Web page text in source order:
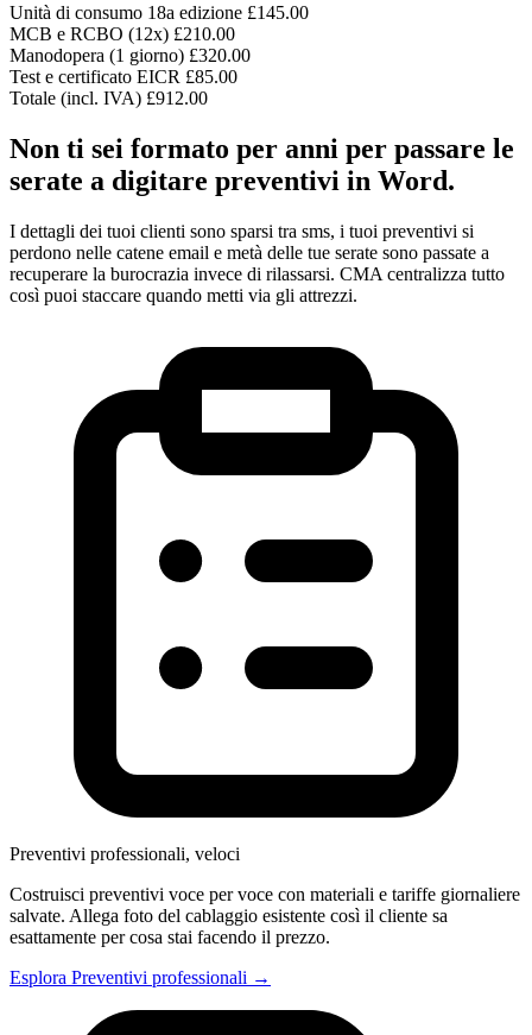
Unità di consumo 18a edizione £145.00
MCB e RCBO (12x) £210.00
Manodopera (1 giorno) £320.00
Test e certificato EICR £85.00
Totale (incl. IVA) £912.00
Non ti sei formato per anni per passare le
serate a digitare preventivi in Word.
I dettagli dei tuoi clienti sono sparsi tra sms, i tuoi preventivi si
perdono nelle catene email e metà delle tue serate sono passate a
recuperare la burocrazia invece di rilassarsi. CMA centralizza tutto
così puoi staccare quando metti via gli attrezzi.
Preventivi professionali, veloci
Costruisci preventivi voce per voce con materiali e tariffe giornaliere
salvate. Allega foto del cablaggio esistente così il cliente sa
esattamente per cosa stai facendo il prezzo.
Esplora Preventivi professionali →